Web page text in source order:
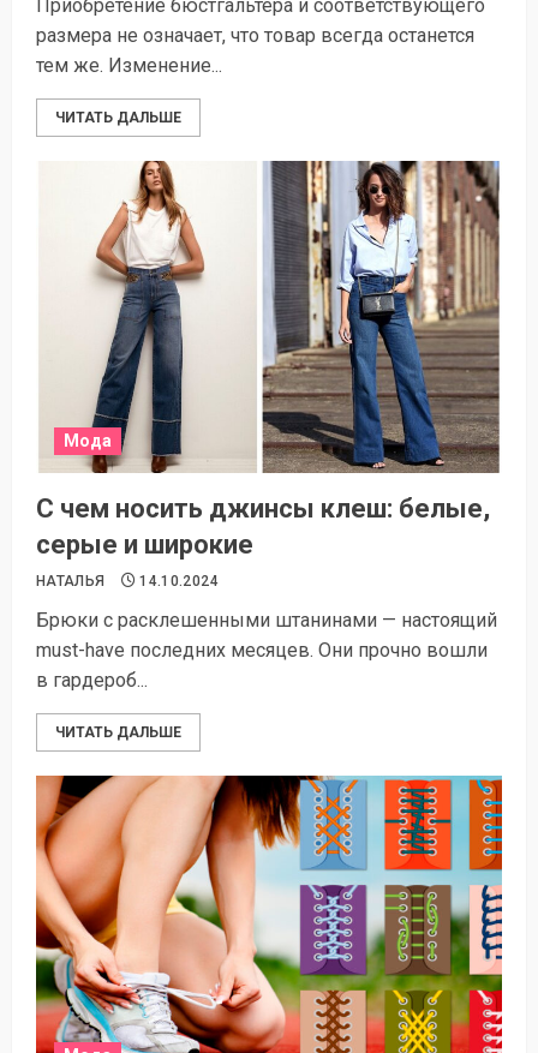
Приобретение бюстгальтера и соответствующего
размера не означает, что товар всегда останется
тем же. Изменение...
ЧИТАТЬ ДАЛЬШЕ
Мода
С чем носить джинсы клеш: белые,
серые и широкие
НАТАЛЬЯ 14.10.2024
Брюки с расклешенными штанинами — настоящий
must-have последних месяцев. Они прочно вошли
в гардероб...
ЧИТАТЬ ДАЛЬШЕ